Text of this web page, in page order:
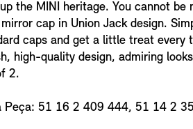
i
n
f
o
the MINI heritage. You cannot
cap in Union Jack design.
caps and get a little treat every
high-quality design, admiring
2.
Peça: 51 16 2 409 444, 51 14 2